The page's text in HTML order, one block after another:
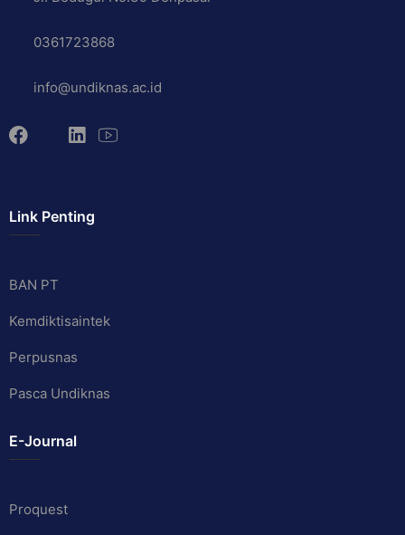
0361723868
info@undiknas.ac.id
Link Penting
BAN PT
Kemdiktisaintek
Perpusnas
Pasca Undiknas
E-Journal
Proquest